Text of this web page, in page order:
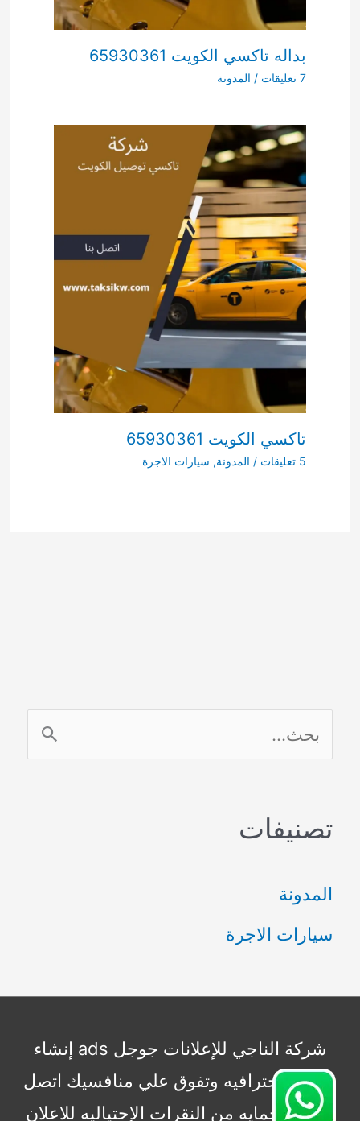
بداله تاكسي الكويت 65930361
7 تعليقات / المدونة
تاكسي الكويت 65930361
5 تعليقات / المدونة, سيارات الاجرة
ل
ح
ع
ن
تصنيفات
المدونة
سيارات الاجرة
شركة الناجي للإعلانات جوجل ads إنشاء
حملات إحترافيه وتفوق علي منافسيك اتصل
بنا الأن حمايه من النقرات الإحتياليه للاعلان